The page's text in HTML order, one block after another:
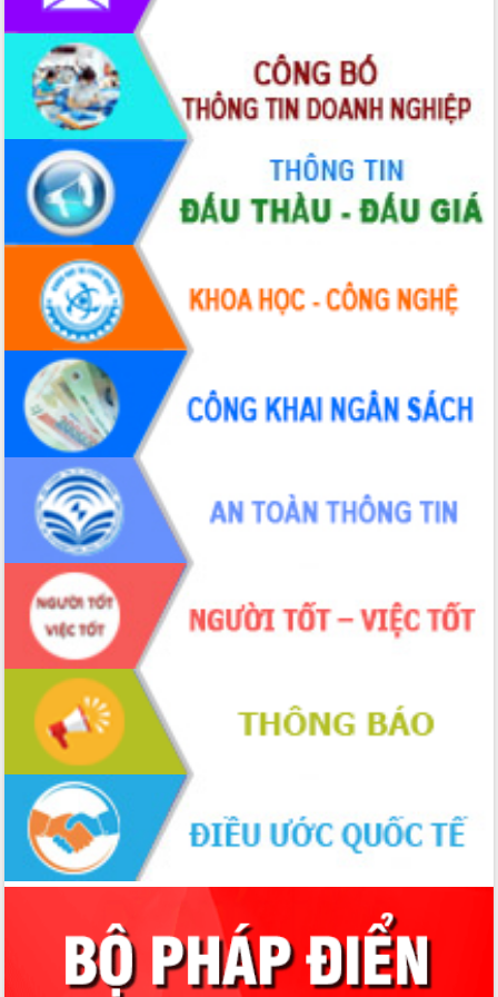
Hòn Yến phát triển du lịch gắn với bảo
tồn biển
Lấy ý kiến điều chỉnh Quy hoạch tỉnh
Đắk Lắk thời kỳ 2021-2030, tầm nhìn
đến năm 2050
Phát động chiến dịch 30 ngày đêm
giải phóng mặt bằng Tuyến đường bộ
ven biển
Đắk Lắk nỗ lực thúc đẩy tăng trưởng
kinh tế từ 10% trở lên trong Quý
II/2026
Đắk Lắk ký kết thỏa thuận hợp tác về
chuyển đổi số giai đoạn 2026 – 2030
với Tập đoàn Bưu chính Viễn thông
Việt Nam
Thứ trưởng Bộ Y tế làm việc với tỉnh
Đắk Lắk về phát triển nhân lực y tế
cho trạm y tế cấp xã
Du lịch Đắk Lắk nâng tầm trải nghiệm
du khách thông qua Hệ thống cơ sở dữ
liệu và Bản đồ số
Tập huấn ứng dụng trí tuệ nhân tạo (AI)
trong thương mại điện tử năm 2026
Đoàn đại biểu Quốc hội tỉnh Đắk Lắk
trao đổi thông tin trước Kỳ họp thứ
nhất, Quốc hội khóa XVI
Quyết liệt cải cách hành chính, khơi
thông nguồn lực phát triển
Nâng cao hiệu lực, hiệu quả HĐND
tỉnh thông qua hiện đại hóa hành chính
Xã Ea Phê gắn cải cách hành chính với
chuyển đổi số
Phó Chủ tịch Thường trực UBND tỉnh
Hồ Thị Nguyên Thảo làm việc tại Trung
tâm Phục vụ hành chính công xã Ea
Phê
Xây dựng nền hành chính số đồng
hành cùng nông dân dân, doanh nghiệp
Giai đoạn 2026-2030, Đắk Lắk phấn
đấu có 77% xã đạt chuẩn nông thôn